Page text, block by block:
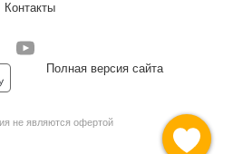
Контакты
YouTubeПолная версия сайта
не являются офертой